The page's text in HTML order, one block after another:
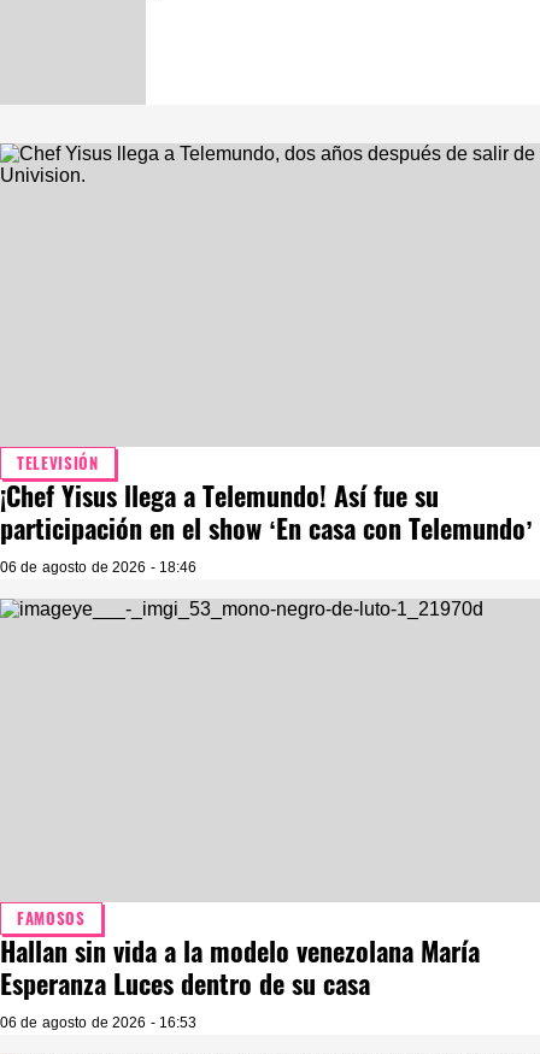
TELEVISIÓN
¡Chef Yisus llega a Telemundo! Así fue su
participación en el show ‘En casa con Telemundo’
06 de agosto de 2026 - 18:46
FAMOSOS
Hallan sin vida a la modelo venezolana María
Esperanza Luces dentro de su casa
06 de agosto de 2026 - 16:53